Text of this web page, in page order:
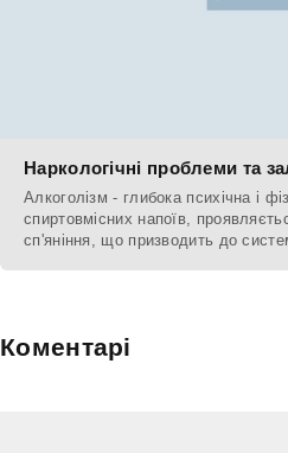
Наркологічні проблеми та
Алкоголізм - глибока психічна і
спиртовмісних напоїв,
сп'яніння, що призводить до
Коментарі